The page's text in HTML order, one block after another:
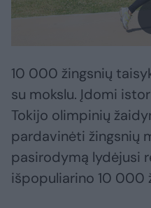
10 000 žingsnių
su mokslu. Įdomi
Tokijo olimpinių
pardavinėti žingsnių
pasirodymą lydėjusi
išpopuliarino 10 000